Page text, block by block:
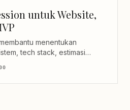
untuk Website,
menentukan
tech stack, estimasi